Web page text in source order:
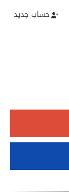
حساب جديد